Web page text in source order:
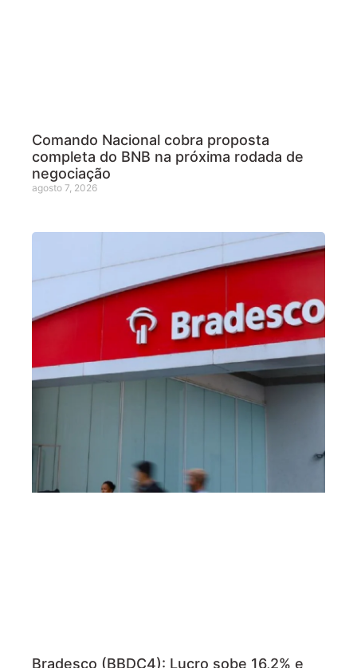
Comando Nacional cobra proposta
completa do BNB na próxima rodada de
negociação
agosto 7, 2026
Bradesco (BBDC4): Lucro sobe 16,2% e